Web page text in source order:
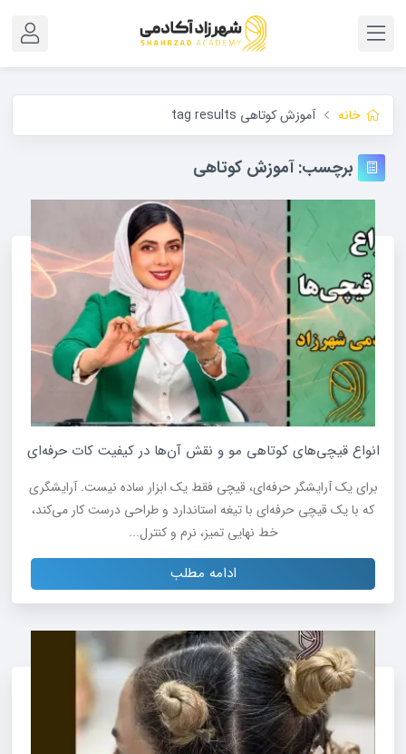
خانه آموزش کوتاهی tag results
برچسب:آموزش کوتاهی
انواع قیچی‌های کوتاهی مو و نقش آن‌ها در کیفیت کات حرفه‌ای
برای یک آرایشگر حرفه‌ای، قیچی فقط یک ابزار ساده نیست. آرایشگری
که با یک قیچی حرفه‌ای با تیغه استاندارد و طراحی درست کار می‌کند،
خط نهایی تمیز، نرم و کنترل‌...
ادامه مطلب